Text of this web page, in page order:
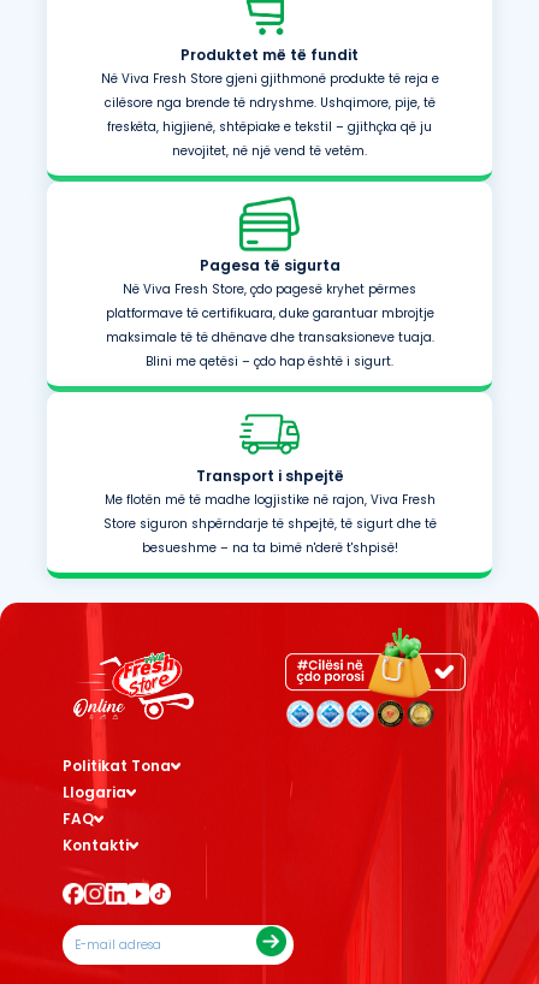
Produktet më të fundit
Në Viva Fresh Store gjeni gjithmonë produkte të reja e
cilësore nga brende të ndryshme. Ushqimore, pije, të
freskëta, higjienë, shtëpiake e tekstil – gjithçka që ju
nevojitet, në një vend të vetëm.
Pagesa të sigurta
Në Viva Fresh Store, çdo pagesë kryhet përmes
platformave të certifikuara, duke garantuar mbrojtje
maksimale të të dhënave dhe transaksioneve tuaja.
Blini me qetësi – çdo hap është i sigurt.
Transport i shpejtë
Me flotën më të madhe logjistike në rajon, Viva Fresh
Store siguron shpërndarje të shpejtë, të sigurt dhe të
besueshme – na ta bimë n'derë t'shpisë!
Politikat Tona
Llogaria
FAQ
Kontakti